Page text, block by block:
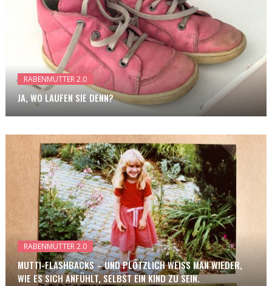
RABENMUTTER 2.0
JA, WO LAUFEN SIE DENN?
RABENMUTTER 2.0
MUTTI-FLASHBACKS – UND PLÖTZLICH WEISS MAN WIEDER, W
IE ES SICH ANFÜHLT, SELBST EIN KIND ZU SEIN.